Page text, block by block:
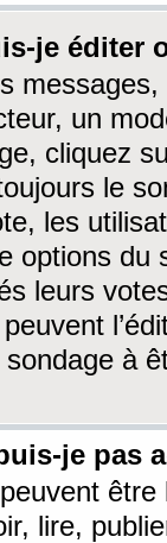
je éditer
un
cliquez
le
les
options du
leurs
sondage à
je pas
être
lire,